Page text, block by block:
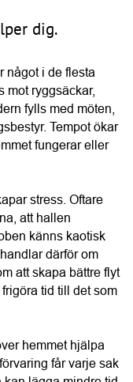
Tempot ökar
stress. Oftare
att hallen
känns kaotisk
därför om
tid till det som
hemmet hjälpa
får varje sak
lägga mindre tid
Ewa Magnusson,
omstart. Nya rutiner